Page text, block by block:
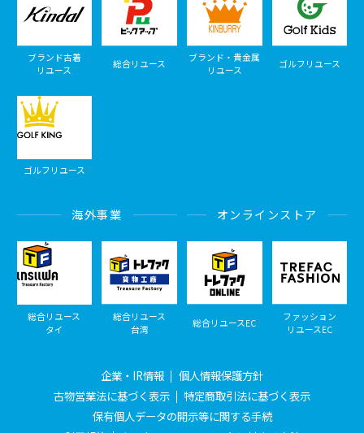
ブランド古着
リユース
総合リユース
ブランド・貴金属
リユース
ゴルフリユース
ゴルフリユース
海外事業
総合リユース
タイ
総合リユース
台湾
オンラインストア
総合リユースEC
ファッション
リユースEC
企業・IR情報
個人情報保護方針
古物営業法に基づく表示
特定商取引法に基づく表示
保有個人データの開示等に関する手続